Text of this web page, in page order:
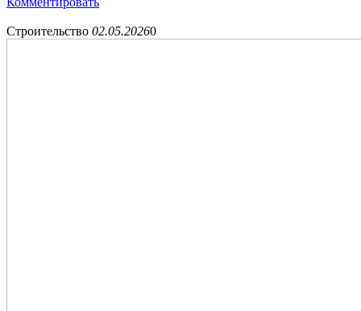
Строительство 02.05.20260